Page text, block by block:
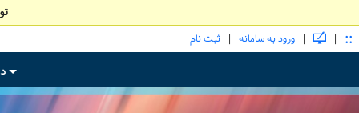
::
|
| ورود به سامانه | ثبت نام
+